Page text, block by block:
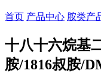
首页 产品中心 胺类产
十八十六烷基
胺/1816叔胺/